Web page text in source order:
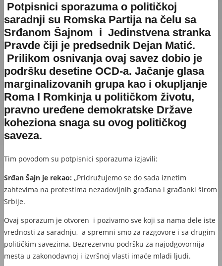
Potpisnici sporazuma o političkoj
saradnji su Romska Partija na čelu sa
Srđanom Šajnom i Jedinstvena stranka
Pravde čiji je predsednik Dejan Matić.
Prilikom osnivanja ovaj savez dobio je
podršku desetine OCD-a. Jačanje glasa
marginalizovanih grupa kao i okupljanje
Roma I Romkinja u političkom životu,
pravno uređene demokratske Države
koheziona snaga su ovog političkog
saveza.
Tim povodom su potpisnici sporazuma izjavili:
Srđan Šajn je rekao: ,,Pridružujemo se do sada iznetim
zahtevima na protestima nezadovljnih građana i građanki širom
Srbije.
Ovaj sporazum je otvoren i pozivamo sve koji sa nama dele iste
vrednosti za saradnju, a spremni smo za razgovore i sa drugim
političkim savezima. Bezrezervnu podršku za najodgovornija
mesta u zakonodavnoj i izvršnoj vlasti imaće mladi ljudi.